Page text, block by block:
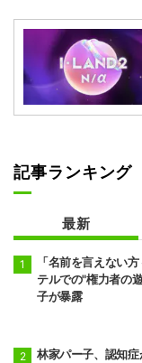
記事ランキング
最新
「名前を言えない
テルでの"権力者の
子が暴露
林家パー子、認知